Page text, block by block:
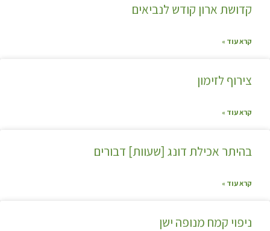
קדושת ארון קודש לנביאים
קרא עוד »
צירוף לזימון
קרא עוד »
בהיתר אכילת דונג [שעוות] דבורים
קרא עוד »
ניפוי קמח מנופה ישן